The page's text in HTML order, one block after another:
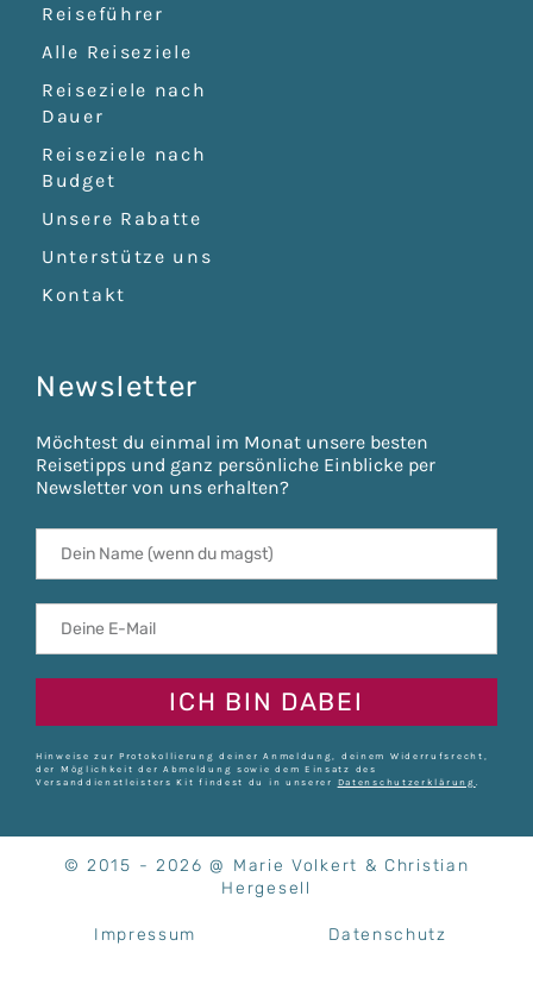
Reiseführer
Alle Reiseziele
Reiseziele nach
Dauer
Reiseziele nach
Budget
Unsere Rabatte
Unterstütze uns
Kontakt
Newsletter
Möchtest du einmal im Monat unsere besten
Reisetipps und ganz persönliche Einblicke per
Newsletter von uns erhalten?
ICH BIN DABEI
Hinweise zur Protokollierung deiner Anmeldung, deinem Widerrufsrecht,
der Möglichkeit der Abmeldung sowie dem Einsatz des
Versanddienstleisters Kit findest du in unserer Datenschutzerklärung .
© 2015 - 2026 @ Marie Volkert & Christian
Hergesell
Impressum Datenschutz